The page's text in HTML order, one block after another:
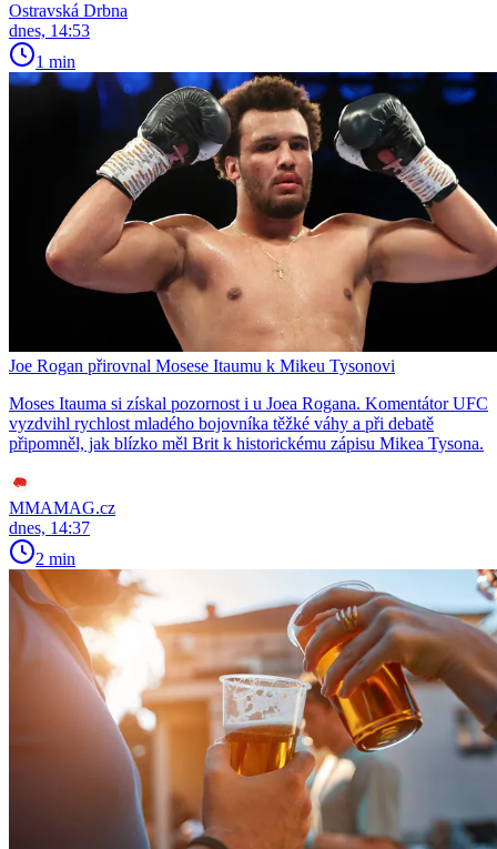
Ostravská Drbna
dnes, 14:53
1 min
Joe Rogan přirovnal Mosese Itaumu k Mikeu Tysonovi
Moses Itauma si získal pozornost i u Joea Rogana. Komentátor UFC
vyzdvihl rychlost mladého bojovníka těžké váhy a při debatě
připomněl, jak blízko měl Brit k historickému zápisu Mikea Tysona.
MMAMAG.cz
dnes, 14:37
2 min